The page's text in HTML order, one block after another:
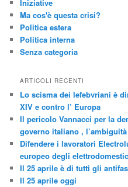
Iniziative
Ma cos'è questa crisi?
Politica estera
Politica interna
Senza categoria
ARTICOLI RECENTI
Lo scisma dei lefebvriani è
XIV e contro l’ Europa
Il pericolo Vannacci per la
governo italiano ,
Difendere i lavoratori
europeo degli
Il 25 aprile è di tutti gli
Il 25 aprile oggi